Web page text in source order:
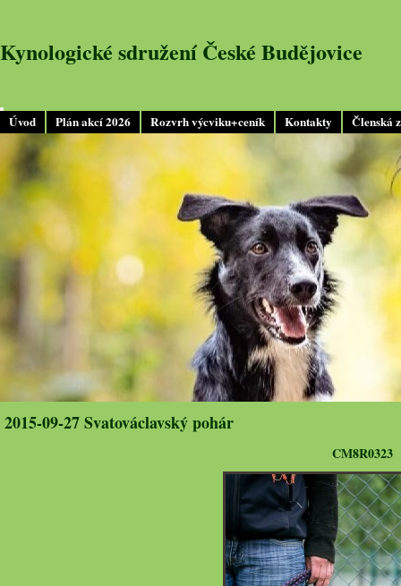
Úvod Plán akcí 2026 Rozvrh výcviku+ceník Kontakty Členská
Kynologické sdružení České Budějovice
2015-09-27 Svatováclavský pohár
CM8R0323